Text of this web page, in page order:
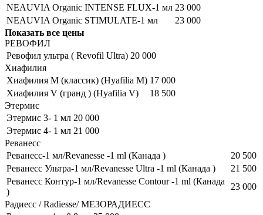
NEAUVIA Organic INTENSE FLUX-1 мл 23 000
NEAUVIA Organic STIMULATE-1 мл
23 000
Показать все цены
РЕВОФИЛ
Ревофил ультра ( Revofil Ultra) 20 000
Хиафилия
Хиафилия M (классик) (Hyafilia M) 17 000
Хиафилия V (гранд ) (Hyafilia V)
18 500
Этермис
Этермис 3- 1 мл 20 000
Этермис 4- 1 мл 21 000
Реванесс
Реванесс-1 мл/Revanesse -1 ml (Канада )
20 500
Реванесс Ультра-1 мл/Revanesse Ultra -1 ml (Канада )
21 500
Реванесс Контур-1 мл/Revanesse Contour -1 ml (Канада
)
23 000
Радиесс / Radiesse/ МЕЗОРАДИЕСС